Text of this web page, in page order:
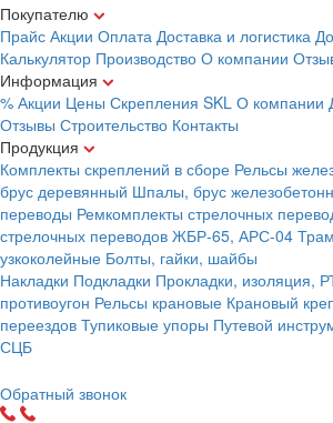
Покупателю
Прайс Акции Оплата Доставка и логистика
Калькулятор Производство О компании
Информация
% Акции Цены Скрепления SKL О компании
Отзывы Строительство Контакты
Продукция
Комплекты скреплений в сборе Рельсы
брус деревянный Шпалы, брус
переводы Ремкомплекты стрелочных
стрелочных переводов ЖБР-65, АРС-04
узкоколейные Болты, гайки, шайбы
Накладки Подкладки Прокладки, изоляция,
противоугон Рельсы крановые Крановый
переездов Тупиковые упоры Путевой
СЦБ
Обратный звонок